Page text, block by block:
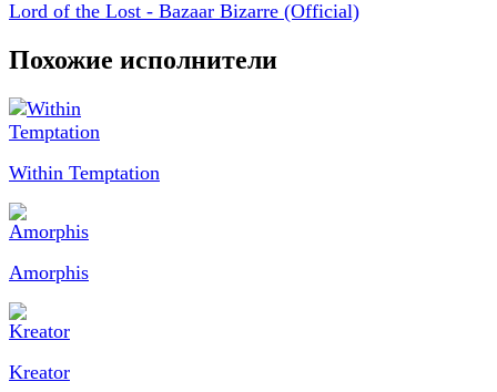
Lord of the Lost - Bazaar Bizarre (Official)
Похожие исполнители
Within Temptation
Amorphis
Kreator